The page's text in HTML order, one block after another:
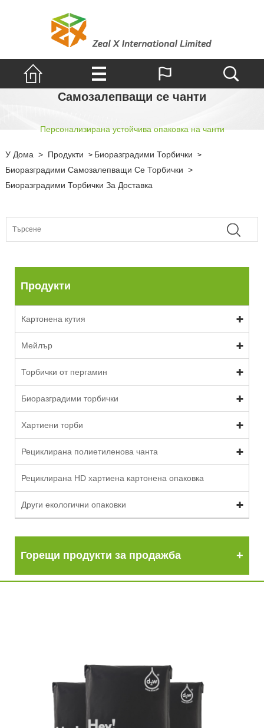
Самозалепващи се чанти
Персонализирана устойчива опаковка на чанти
У Дома > Продукти > Биоразградими Торбички >
Биоразградими Самозалепващи Се Торбички >
Биоразградими Торбички За Доставка
Продукти
Картонена кутия
Мейлър
Торбички от пергамин
Биоразградими торбички
Хартиени торби
Рециклирана полиетиленова чанта
Рециклирана HD хартиена картонена опаковка
Други екологични опаковки
Горещи продукти за продажба